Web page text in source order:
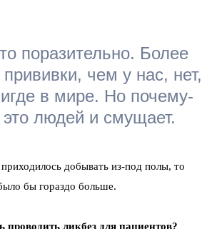
поразительно. Более
чем у нас, нет,
в мире. Но почему-
людей и смущает.
добывать из-под полы, то
бы гораздо больше.
ликбез для пациентов?